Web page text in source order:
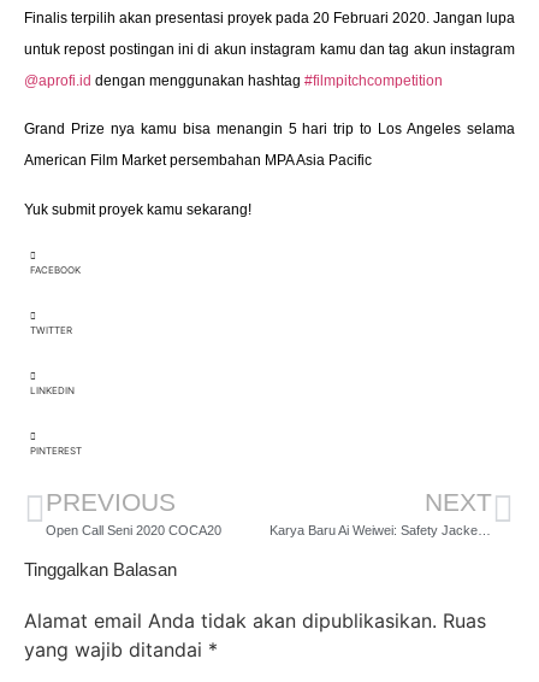
Finalis terpilih akan presentasi proyek pada 20 Februari 2020. Jangan lupa
untuk repost postingan ini di akun instagram kamu dan tag akun instagram
@aprofi.id dengan menggunakan hashtag #filmpitchcompetition
Grand Prize nya kamu bisa menangin 5 hari trip to Los Angeles selama
American Film Market persembahan MPA Asia Pacific
Yuk submit proyek kamu sekarang!
FACEBOOK
TWITTER
LINKEDIN
PINTEREST
PREVIOUS
Open Call Seni 2020 COCA20
NEXT
Karya Baru Ai Weiwei: Safety Jacket Zipped the Other Way
Tinggalkan Balasan
Alamat email Anda tidak akan dipublikasikan. Ruas
yang wajib ditandai *